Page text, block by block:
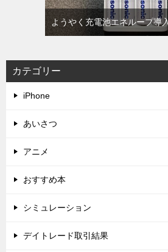
ようやく充電池エネループ導
カテゴリー
iPhone
あいさつ
アニメ
おすすめ本
シミュレーション
デイトレード取引結果